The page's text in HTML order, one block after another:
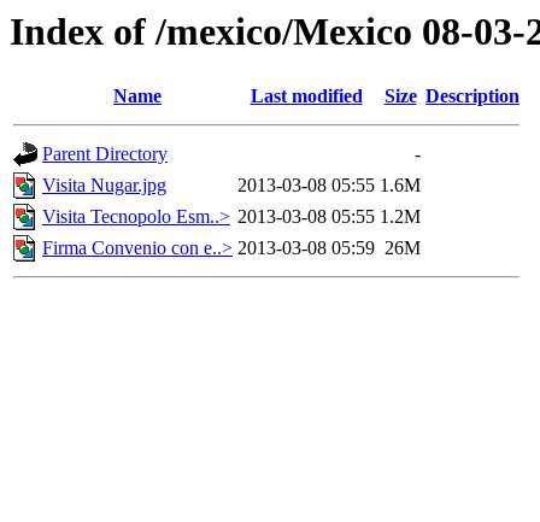
Index of /mexico/Mexico 08-03-
Name Last modified Size Description
Parent Directory
-
Visita Nugar.jpg
2013-03-08 05:55 1.6M
Visita Tecnopolo Esm..> 2013-03-08 05:55 1.2M
Firma Convenio con e..> 2013-03-08 05:59 26M